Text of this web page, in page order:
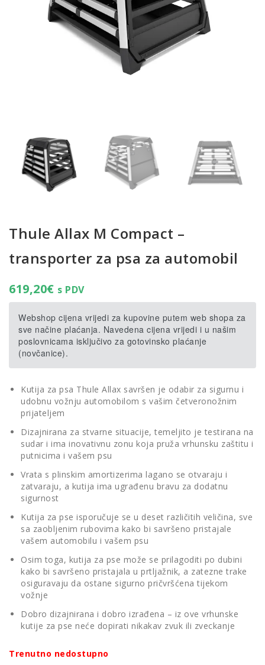
Thule Allax M Compact –
transporter za psa za automobil
619,20€ s PDV
Webshop cijena vrijedi za kupovine putem web shopa za
sve načine plaćanja. Navedena cijena vrijedi i u našim
poslovnicama isključivo za gotovinsko plaćanje
(novčanice).
Kutija za psa Thule Allax savršen je odabir za sigurnu i
udobnu vožnju automobilom s vašim četveronožnim
prijateljem
Dizajnirana za stvarne situacije, temeljito je testirana na
sudar i ima inovativnu zonu koja pruža vrhunsku zaštitu i
putnicima i vašem psu
Vrata s plinskim amortizerima lagano se otvaraju i
zatvaraju, a kutija ima ugrađenu bravu za dodatnu
sigurnost
Kutija za pse isporučuje se u deset različitih veličina, sve
sa zaobljenim rubovima kako bi savršeno pristajale
vašem automobilu i vašem psu
Osim toga, kutija za pse može se prilagoditi po dubini
kako bi savršeno pristajala u prtljažnik, a zatezne trake
osiguravaju da ostane sigurno pričvršćena tijekom
vožnje
Dobro dizajnirana i dobro izrađena – iz ove vrhunske
kutije za pse neće dopirati nikakav zvuk ili zveckanje
Trenutno nedostupno